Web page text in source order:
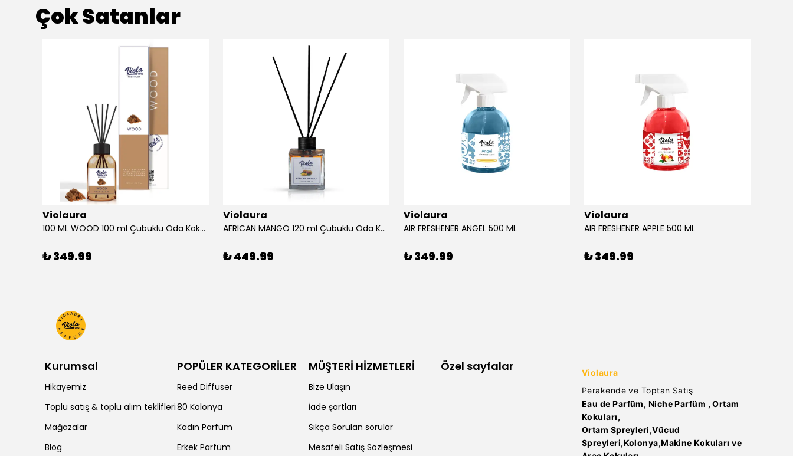
Çok Satanlar
Violaura
100 ML WOOD 100 ml Çubuklu Oda Kokusu
₺ 349.99
Violaura
AFRICAN MANGO 120 ml Çubuklu Oda Kokusu
₺ 449.99
Violaura
AIR FRESHENER ANGEL 500 ML
₺ 349.99
Violaura
AIR FRESHENER APPLE 500 ML
₺ 349.99
Kurumsal
Hikayemiz
Toplu satış & toplu alım teklifleri
Mağazalar
Blog
POPÜLER KATEGORİLER
Reed Diffuser
80 Kolonya
Kadın Parfüm
Erkek Parfüm
MÜŞTERİ HİZMETLERİ
Bize Ulaşın
İade şartları
Sıkça Sorulan sorular
Mesafeli Satış Sözleşmesi
Özel sayfalar
Violaura
Perakende ve Toptan Satış
Eau de Parfüm, Niche Parfüm , Ortam
Kokuları,
Ortam Spreyleri,Vücud
Spreyleri,Kolonya,Makine Kokuları ve